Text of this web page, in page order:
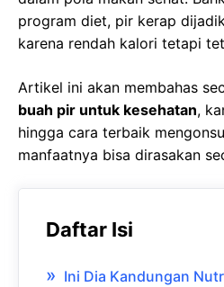
program diet, pir kerap
karena rendah kalori tetapi
Artikel ini akan membahas
buah pir untuk kesehatan,
hingga cara terbaik
manfaatnya bisa dirasakan
Daftar Isi
Ini Dia Kandungan